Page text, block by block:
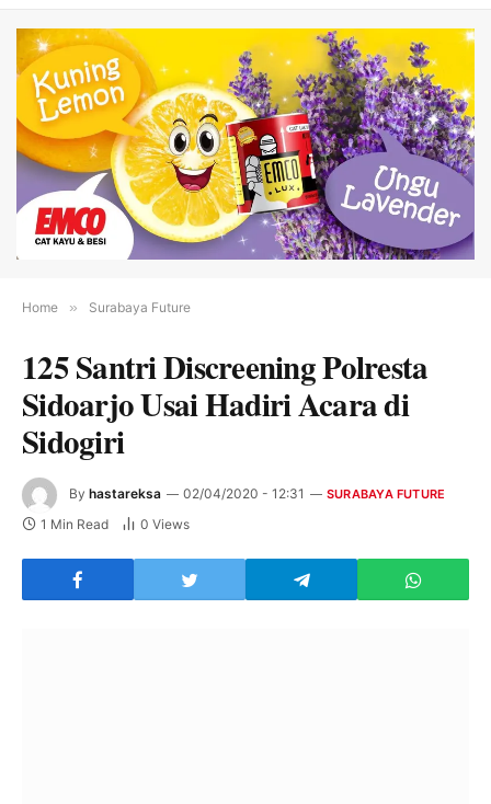
Home » Surabaya Future
125 Santri Discreening Polresta
Sidoarjo Usai Hadiri Acara di
Sidogiri
By hastareksa 02/04/2020 - 12:31 SURABAYA FUTURE
1 Min Read 0 Views